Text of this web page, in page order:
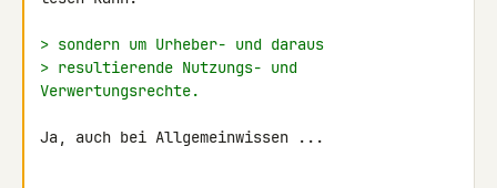
> sondern um Urheber- und daraus
> resultierende Nutzungs- und
Verwertungsrechte.
Ja, auch bei Allgemeinwissen ...